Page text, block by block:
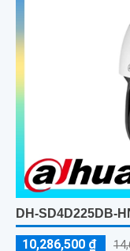
DH-SD4D225DB-
10,286,500 ₫